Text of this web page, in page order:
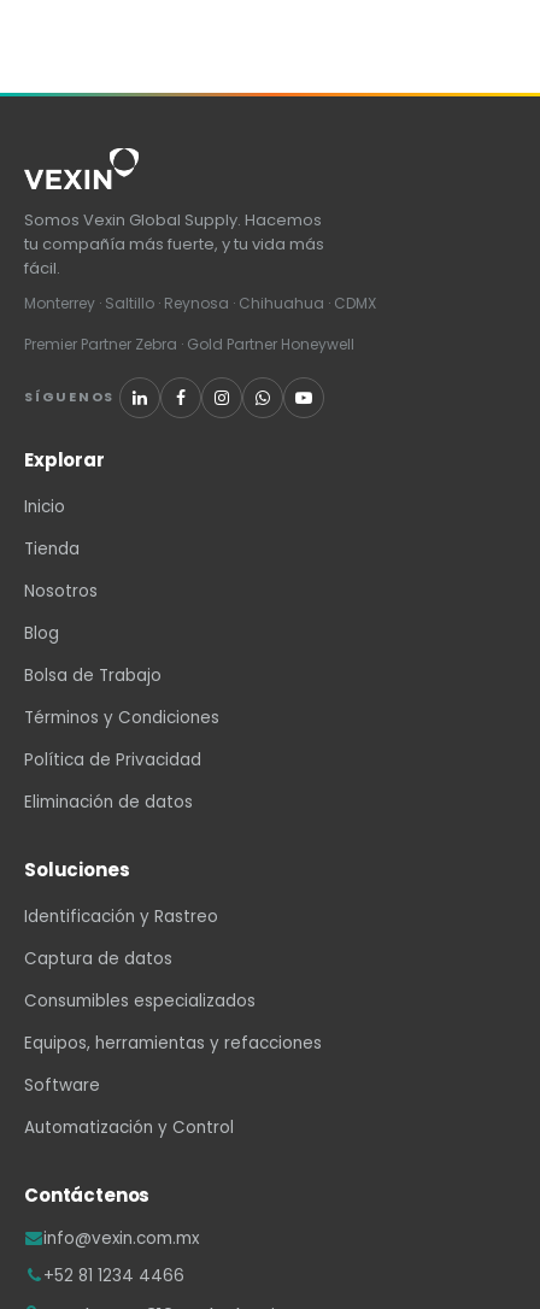
Somos Vexin Global Supply. Hacemos
tu compañía más fuerte, y tu vida más
fácil.
Monterrey · Saltillo · Reynosa · Chihuahua · CDMX
Premier Partner Zebra · Gold Partner Honeywell
SÍGUENOS
Explorar
Inicio
Tienda
Nosotros
Blog
Bolsa de Trabajo
Términos y Condiciones
Política de Privacidad
Eliminación de datos
Soluciones
Identificación y Rastreo
Captura de datos
Consumibles especializados
Equipos, herramientas y refacciones
Software
Automatización y Control
Contáctenos
info@vexin.com.mx
+52 81 1234 4466